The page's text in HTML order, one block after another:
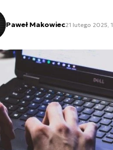
Paweł Makowiec21 lutego 2025,